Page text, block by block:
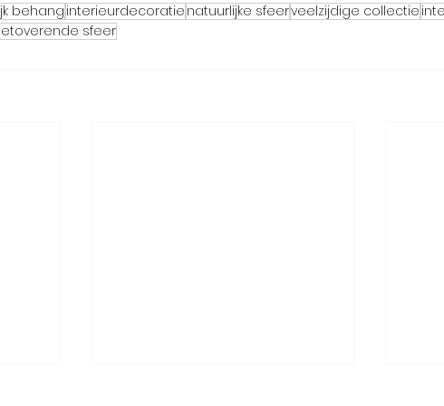
behanginterieurdecoratie natuurlijke sfeerveelzijdige collectie
sfeer